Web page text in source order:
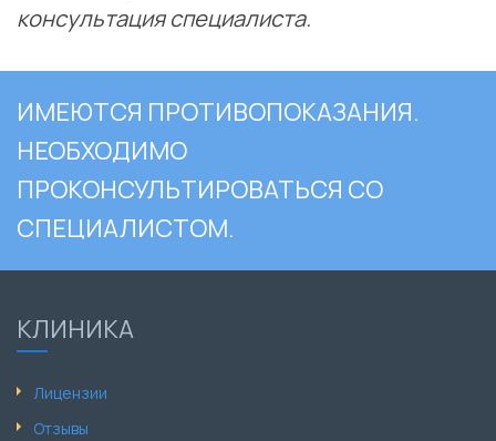
консультация специалиста.
ИМЕЮТСЯ ПРОТИВОПОКАЗАНИЯ.
НЕОБХОДИМО
ПРОКОНСУЛЬТИРОВАТЬСЯ СО
СПЕЦИАЛИСТОМ.
КЛИНИКА
Лицензии
Отзывы